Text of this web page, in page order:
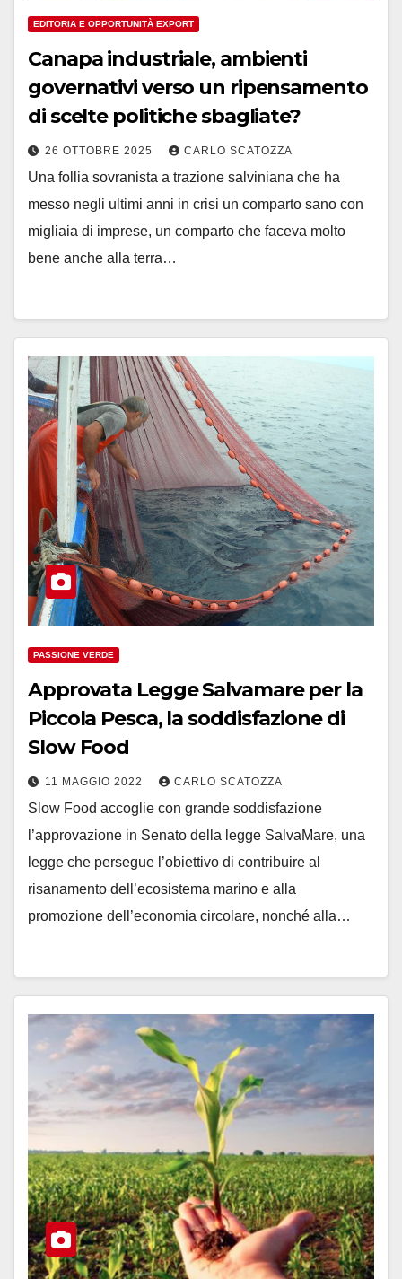
EDITORIA E OPPORTUNITÀ EXPORT
Canapa industriale, ambienti
governativi verso un ripensamento
di scelte politiche sbagliate?
26 OTTOBRE 2025 CARLO SCATOZZA
Una follia sovranista a trazione salviniana che ha
messo negli ultimi anni in crisi un comparto sano con
migliaia di imprese, un comparto che faceva molto
bene anche alla terra…
PASSIONE VERDE
Approvata Legge Salvamare per la
Piccola Pesca, la soddisfazione di
Slow Food
11 MAGGIO 2022 CARLO SCATOZZA
Slow Food accoglie con grande soddisfazione
l’approvazione in Senato della legge SalvaMare, una
legge che persegue l’obiettivo di contribuire al
risanamento dell’ecosistema marino e alla
promozione dell’economia circolare, nonché alla…